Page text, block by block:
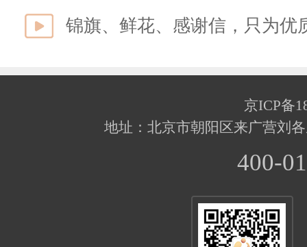
锦旗、鲜花、感谢信，只为优
京ICP备
地址：北京市朝阳区来广营刘
400-